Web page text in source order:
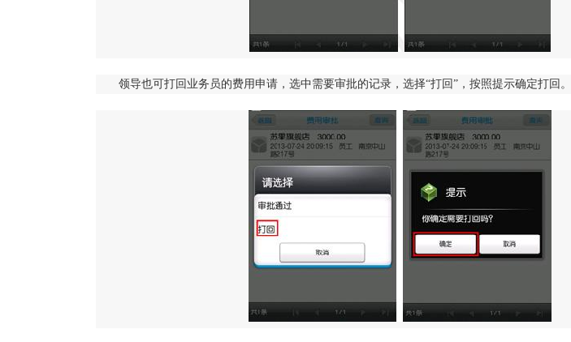
领导也可打回业务员的费用申请，选中需要审批的记录，选择“打回”，按照提示确定打回。